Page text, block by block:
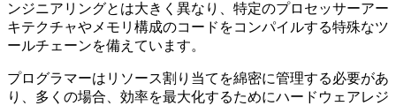
ンジニアリングとは大きく異なり、特定のプロセッサーアー
キテクチャやメモリ構成のコードをコンパイルする特殊なツ
ールチェーンを備えています。
プログラマーはリソース割り当てを綿密に管理する必要があ
り、多くの場合、効率を最大化するためにハードウェアレジ